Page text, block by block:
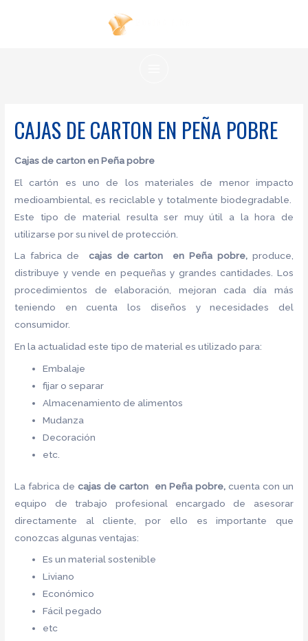
CAJAS DE CARTON EN PEÑA POBRE
Cajas de carton en Peña pobre
El cartón es uno de los materiales de menor impacto
medioambiental, es reciclable y totalmente biodegradable.
Este tipo de material resulta ser muy útil a la hora de
utilizarse por su nivel de protección.
La fabrica de cajas de carton en Peña pobre, produce,
distribuye y vende en pequeñas y grandes cantidades. Los
procedimientos de elaboración, mejoran cada día más
teniendo en cuenta los diseños y necesidades del
consumidor.
En la actualidad este tipo de material es utilizado para:
Embalaje
fijar o separar
Almacenamiento de alimentos
Mudanza
Decoración
etc.
La fabrica decajas de carton en Peña pobre, cuenta con un
equipo de trabajo profesional encargado de asesorar
directamente al cliente, por ello es importante que
conozcas algunas ventajas:
Es un material sostenible
Liviano
Económico
Fácil pegado
etc